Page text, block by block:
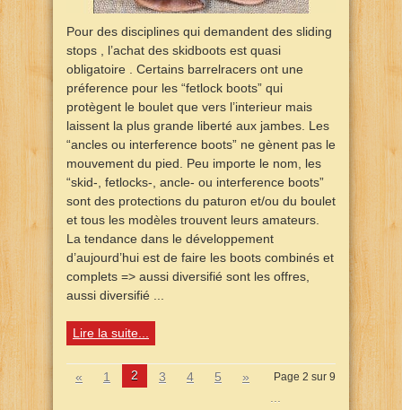
Pour des disciplines qui demandent des sliding
stops , l’achat des skidboots est quasi
obligatoire . Certains barrelracers ont une
préference pour les “fetlock boots” qui
protègent le boulet que vers l’interieur mais
laissent la plus grande liberté aux jambes. Les
“ancles ou interference boots” ne gènent pas le
mouvement du pied. Peu importe le nom, les
“skid-, fetlocks-, ancle- ou interference boots”
sont des protections du paturon et/ou du boulet
et tous les modèles trouvent leurs amateurs.
La tendance dans le développement
d’aujourd’hui est de faire les boots combinés et
complets => aussi diversifié sont les offres,
aussi diversifié ...
Lire la suite...
Page 2 sur 9
« 1 2 3 4 5
»